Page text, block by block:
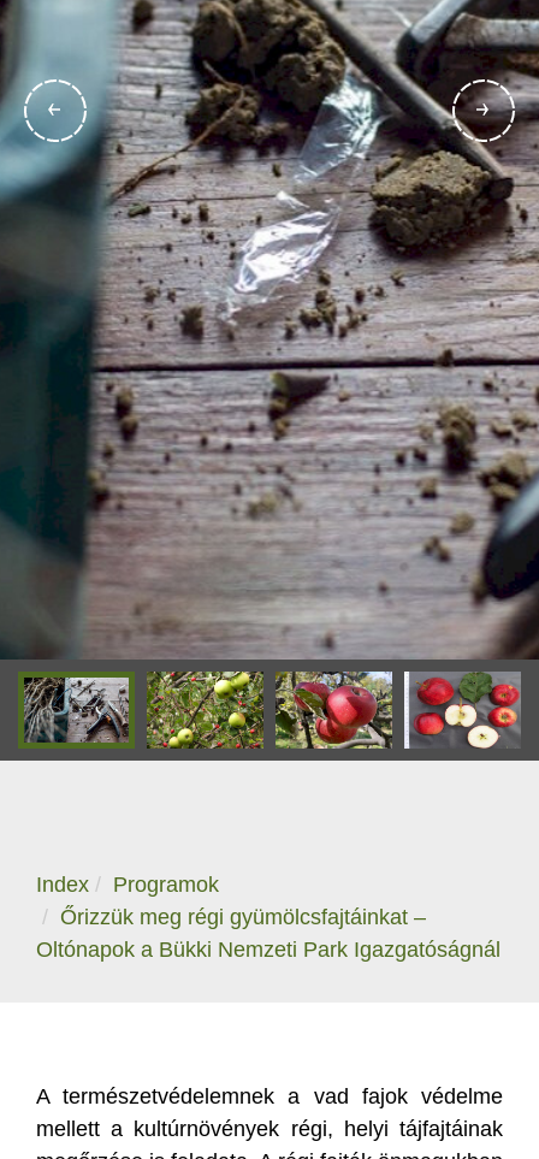
Index
Programok
Őrizzük meg régi gyümölcsfajtáinkat –
Oltónapok a Bükki Nemzeti Park Igazgatóságnál
A természetvédelemnek a vad fajok védelme
mellett a kultúrnövények régi, helyi tájfajtáinak